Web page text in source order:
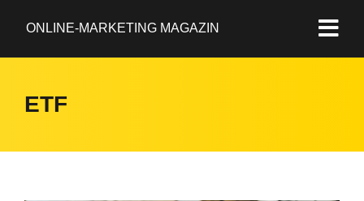
ONLINE-MARKETING MAGAZIN
ETF